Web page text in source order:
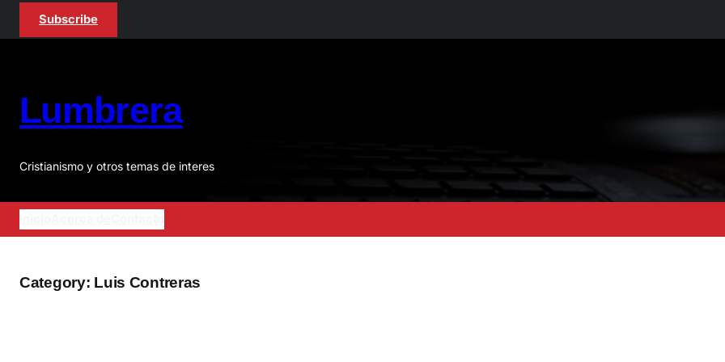
Subscribe
Lumbrera
Cristianismo y otros temas de interes
Category: Luis Contreras